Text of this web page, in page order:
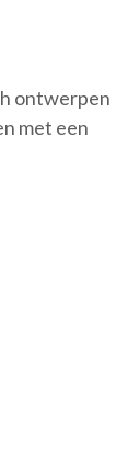
ontwerpen
met een